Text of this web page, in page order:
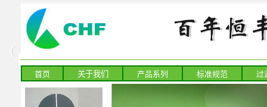
首页 关于我们 产品系列 标准规范 过